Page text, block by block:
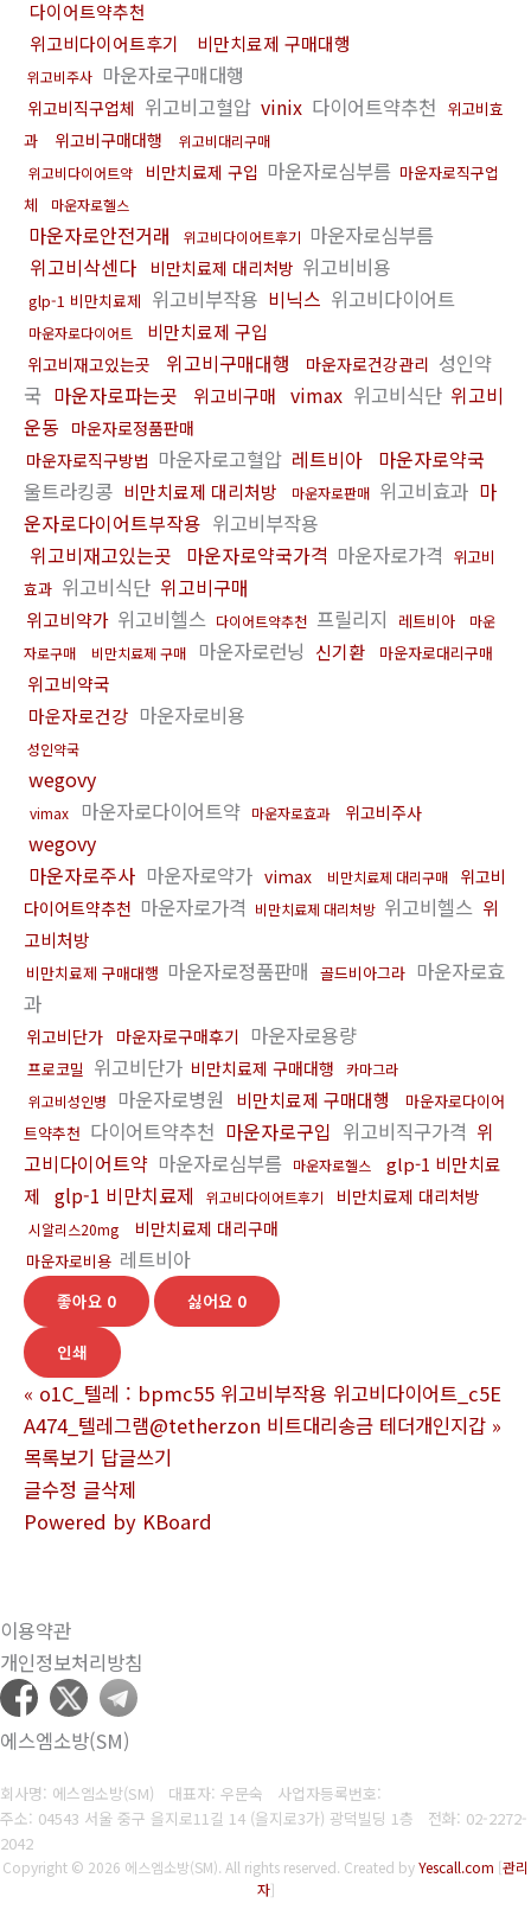
다이어트약추천
위고비다이어트후기
비만치료제 구매대행
위고비주사 마운자로구매대행
위고비직구업체 위고비고혈압 vinix 다이어트약추천 위고비효
과
위고비구매대행
위고비대리구매
위고비다이어트약
비만치료제 구입 마운자로심부름 마운자로직구업
체
마운자로헬스
마운자로안전거래 위고비다이어트후기 마운자로심부름
위고비삭센다
비만치료제 대리처방 위고비비용
glp-1 비만치료제 위고비부작용 비닉스 위고비다이어트
마운자로다이어트 비만치료제 구입
위고비재고있는곳 위고비구매대행 마운자로건강관리 성인약
국 마운자로파는곳 위고비구매 vimax 위고비식단 위고비
운동 마운자로정품판매
마운자로직구방법 마운자로고혈압 레트비아 마운자로약국
울트라킹콩 비만치료제 대리처방 마운자로판매 위고비효과 마
운자로다이어트부작용 위고비부작용
위고비재고있는곳 마운자로약국가격 마운자로가격 위고비
효과 위고비식단 위고비구매
위고비약가 위고비헬스 다이어트약추천 프릴리지 레트비아
마운
자로구매
비만치료제 구매 마운자로런닝 신기환 마운자로대리구매
위고비약국
마운자로건강 마운자로비용
성인약국
wegovy
vimax 마운자로다이어트약 마운자로효과 위고비주사
wegovy
마운자로주사 마운자로약가 vimax 비만치료제 대리구매
위고비
다이어트약추천 마운자로가격 비만치료제 대리처방 위고비헬스 위
고비처방
비만치료제 구매대행 마운자로정품판매 골드비아그라 마운자로효
과
위고비단가 마운자로구매후기 마운자로용량
프로코밀 위고비단가 비만치료제 구매대행
카마그라
위고비성인병
마운자로병원 비만치료제 구매대행
마운자로다이어
트약추천 다이어트약추천 마운자로구입 위고비직구가격 위
고비다이어트약 마운자로심부름 마운자로헬스
glp-1 비만치료
제
glp-1 비만치료제 위고비다이어트후기 비만치료제 대리처방
시알리스20mg 비만치료제 대리구매
마운자로비용 레트비아
좋아요 0 싫어요 0
인쇄
« o1C_텔레 : bpmc55 위고비부작용 위고비다이어트_c5E
A474_텔레그램@tetherzon 비트대리송금 테더개인지갑 »
목록보기 답글쓰기
글수정 글삭제
Powered by KBoard
이용약관
개인정보처리방침
에스엠소방(SM)
회사명: 에스엠소방(SM) 대표자: 우문숙 사업자등록번호:
주소: 04543 서울 중구 을지로11길 14 (을지로3가) 광덕빌딩 1층 전화: 02-2272-
2042
Copyright © 2026 에스엠소방(SM). All rights reserved. Created byYescall.com [관리
자]